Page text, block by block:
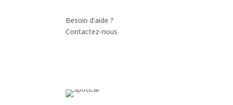
Besoin d'aide ?
Contactez-nous